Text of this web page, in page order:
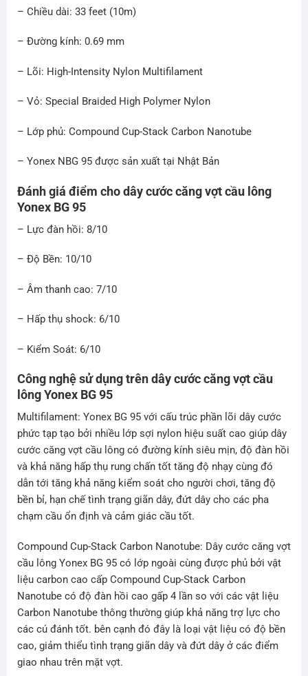
– Chiều dài: 33 feet (10m)
– Đường kính: 0.69 mm
– Lõi: High-Intensity Nylon Multifilament
– Vỏ: Special Braided High Polymer Nylon
– Lớp phủ: Compound Cup-Stack Carbon Nanotube
– Yonex NBG 95 được sản xuất tại Nhật Bản
Đánh giá điểm cho dây cước căng vợt cầu lông
Yonex BG 95
– Lực đàn hồi: 8/10
– Độ Bền: 10/10
– Âm thanh cao: 7/10
– Hấp thụ shock: 6/10
– Kiểm Soát: 6/10
Công nghệ sử dụng trên dây cước căng vợt cầu
lông Yonex BG 95
Multifilament: Yonex BG 95 với cấu trúc phần lõi dây cước
phức tạp tạo bởi nhiều lớp sợi nylon hiệu suất cao giúp dây
cước căng vợt cầu lông có đường kính siêu mịn, độ đàn hồi
và khả năng hấp thụ rung chấn tốt tăng độ nhạy cùng đó
dẫn tới tăng khả năng kiểm soát cho người chơi, tăng độ
bền bỉ, hạn chế tình trạng giãn dây, đứt dây cho các pha
chạm cầu ổn định và cảm giác cầu tốt.
Compound Cup-Stack Carbon Nanotube: Dây cước căng vợt
cầu lông Yonex BG 95 có lớp ngoài cùng được phủ bởi vật
liệu carbon cao cấp Compound Cup-Stack Carbon
Nanotube có độ đàn hồi cao gấp 4 lần so với các vật liệu
Carbon Nanotube thông thường giúp khả năng trợ lực cho
các cú đánh tốt. bên cạnh đó đây là loại vật liệu có độ bền
cao, giảm thiểu tình trạng giãn dây và đứt dây ở các điểm
giao nhau trên mặt vợt.